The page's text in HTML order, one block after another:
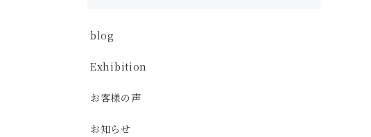
blog
Exhibition
お客様の声
お知らせ